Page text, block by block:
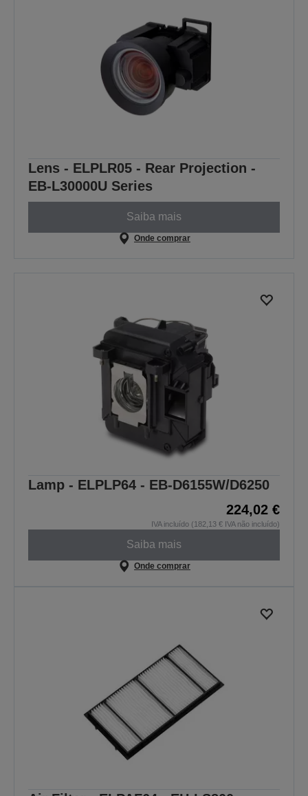
Lens - ELPLR05 - Rear Projection -
EB-L30000U Series
Saiba mais
Onde comprar
Lamp - ELPLP64 - EB-D6155W/D6250
224,02 €
IVA incluído (182,13 € IVA não incluído)
Saiba mais
Onde comprar